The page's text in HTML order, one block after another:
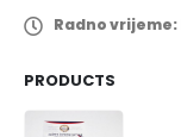
Radno vrijeme:
PRODUCTS